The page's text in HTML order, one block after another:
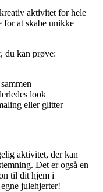
aktivitet for hele
for at skabe unikke
du kan prøve:
look
eller glitter
aktivitet, der kan
Det er også en
til dit hjem i
julehjerter!